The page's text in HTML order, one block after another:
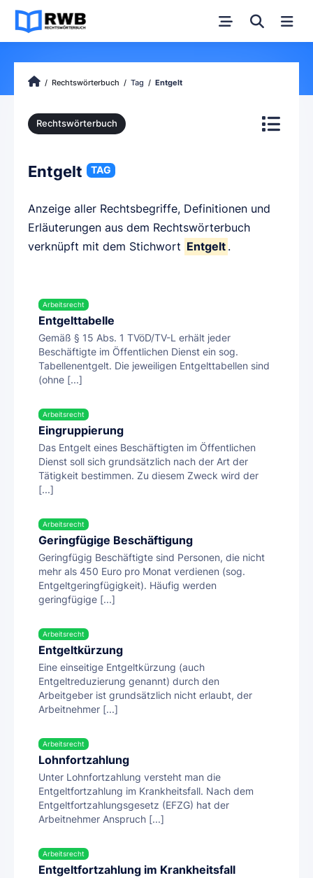
Rechtswörterbuch Tag Entgelt
Rechtswörterbuch
Entgelt TAG
Anzeige aller Rechtsbegriffe, Definitionen und
Erläuterungen aus dem Rechtswörterbuch
verknüpft mit dem Stichwort Entgelt .
Arbeitsrecht
Entgelttabelle
Gemäß § 15 Abs. 1 TVöD/TV-L erhält jeder
Beschäftigte im Öffentlichen Dienst ein sog.
Tabellenentgelt. Die jeweiligen Entgelttabellen sind
(ohne [...]
Arbeitsrecht
Eingruppierung
Das Entgelt eines Beschäftigten im Öffentlichen
Dienst soll sich grundsätzlich nach der Art der
Tätigkeit bestimmen. Zu diesem Zweck wird der
[...]
Arbeitsrecht
Geringfügige Beschäftigung
Geringfügig Beschäftigte sind Personen, die nicht
mehr als 450 Euro pro Monat verdienen (sog.
Entgeltgeringfügigkeit). Häufig werden
geringfügige [...]
Arbeitsrecht
Entgeltkürzung
Eine einseitige Entgeltkürzung (auch
Entgeltreduzierung genannt) durch den
Arbeitgeber ist grundsätzlich nicht erlaubt, der
Arbeitnehmer [...]
Arbeitsrecht
Lohnfortzahlung
Unter Lohnfortzahlung versteht man die
Entgeltfortzahlung im Krankheitsfall. Nach dem
Entgeltfortzahlungsgesetz (EFZG) hat der
Arbeitnehmer Anspruch [...]
Arbeitsrecht
Entgeltfortzahlung im Krankheitsfall